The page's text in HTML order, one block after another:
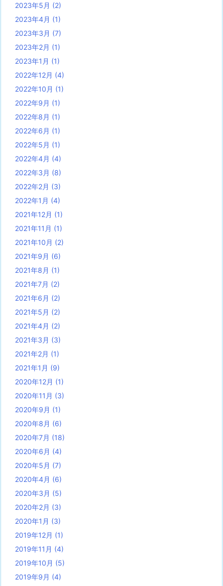
2023年5月 (2)
2023年4月 (1)
2023年3月 (7)
2023年2月 (1)
2023年1月 (1)
2022年12月 (4)
2022年10月 (1)
2022年9月 (1)
2022年8月 (1)
2022年6月 (1)
2022年5月 (1)
2022年4月 (4)
2022年3月 (8)
2022年2月 (3)
2022年1月 (4)
2021年12月 (1)
2021年11月 (1)
2021年10月 (2)
2021年9月 (6)
2021年8月 (1)
2021年7月 (2)
2021年6月 (2)
2021年5月 (2)
2021年4月 (2)
2021年3月 (3)
2021年2月 (1)
2021年1月 (9)
2020年12月 (1)
2020年11月 (3)
2020年9月 (1)
2020年8月 (6)
2020年7月 (18)
2020年6月 (4)
2020年5月 (7)
2020年4月 (6)
2020年3月 (5)
2020年2月 (3)
2020年1月 (3)
2019年12月 (1)
2019年11月 (4)
2019年10月 (5)
2019年9月 (4)